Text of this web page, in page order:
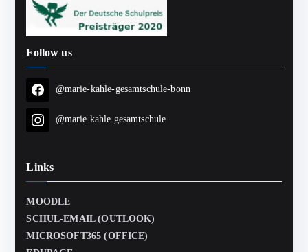
Follow us
@marie-kahle-gesamtschule-bonn
@marie.kahle.gesamtschule
Links
MOODLE
SCHUL-EMAIL (OUTLOOK)
MICROSOFT365 (OFFICE)